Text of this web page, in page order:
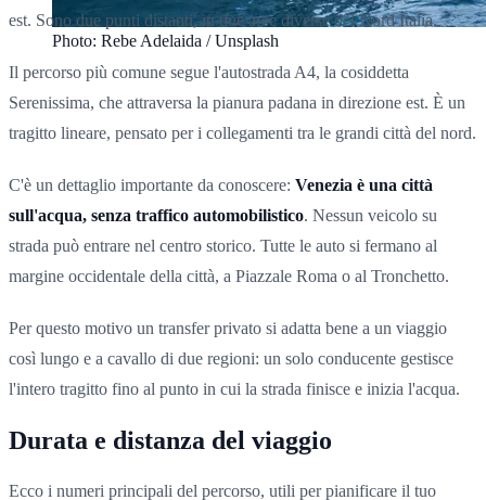
Photo: Rebe Adelaida / Unsplash
est. Sono due punti distanti, in due aree diverse del Nord Italia.
Il percorso più comune segue l'autostrada A4, la cosiddetta
Serenissima, che attraversa la pianura padana in direzione est. È un
tragitto lineare, pensato per i collegamenti tra le grandi città del nord.
C'è un dettaglio importante da conoscere: Venezia è una città
sull'acqua, senza traffico automobilistico. Nessun veicolo su
strada può entrare nel centro storico. Tutte le auto si fermano al
margine occidentale della città, a Piazzale Roma o al Tronchetto.
Per questo motivo un transfer privato si adatta bene a un viaggio
così lungo e a cavallo di due regioni: un solo conducente gestisce
l'intero tragitto fino al punto in cui la strada finisce e inizia l'acqua.
Durata e distanza del viaggio
Ecco i numeri principali del percorso, utili per pianificare il tuo